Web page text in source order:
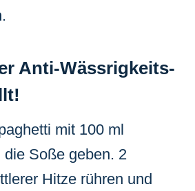
Anti-Wässrigkeits-
mit 100 ml
Soße geben. 2
Hitze rühren und